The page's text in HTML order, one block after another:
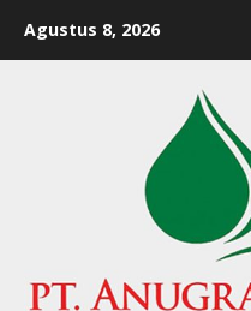
Agustus 8, 2026